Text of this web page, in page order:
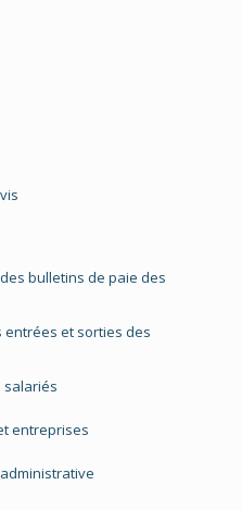
bulletins de paie des
et sorties des
salariés
entreprises